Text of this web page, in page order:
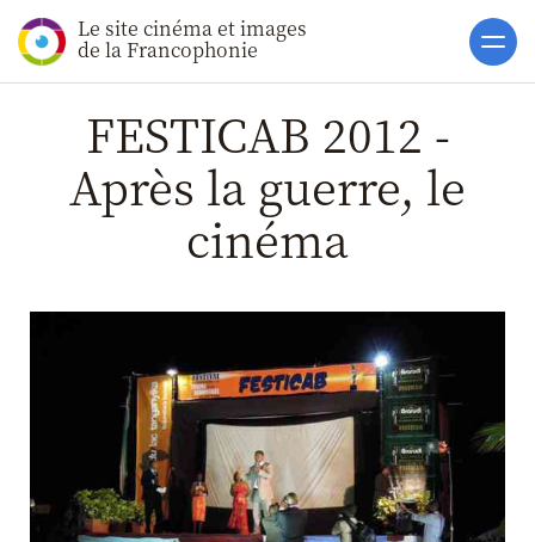
Le site cinéma et images
de la Francophonie Accueil
Actualités
Toutes les actualités
Gros Plans
La vie des films
La vie du secteur
Soutiens
Catalogue
Clap ACP
Boites à
Accès pro
FESTICAB 2012 -
Après la guerre, le
cinéma